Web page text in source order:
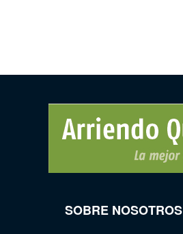
SOBRE NOSOTROS